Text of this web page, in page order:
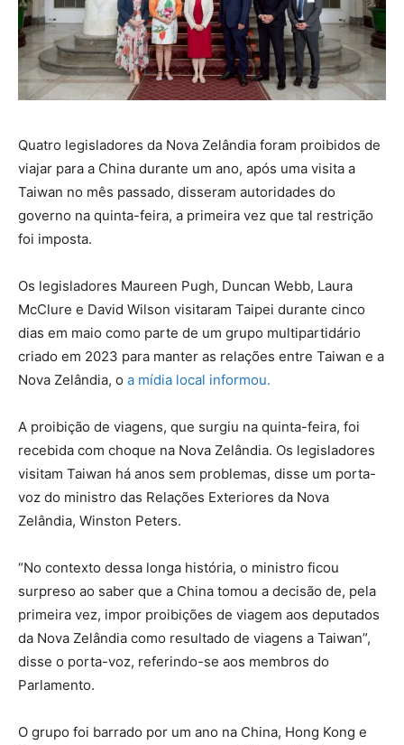
Quatro legisladores da Nova Zelândia foram proibidos de
viajar para a China durante um ano, após uma visita a
Taiwan no mês passado, disseram autoridades do
governo na quinta-feira, a primeira vez que tal restrição
foi imposta.
Os legisladores Maureen Pugh, Duncan Webb, Laura
McClure e David Wilson visitaram Taipei durante cinco
dias em maio como parte de um grupo multipartidário
criado em 2023 para manter as relações entre Taiwan e a
Nova Zelândia, o a mídia local informou.
A proibição de viagens, que surgiu na quinta-feira, foi
recebida com choque na Nova Zelândia. Os legisladores
visitam Taiwan há anos sem problemas, disse um porta-
voz do ministro das Relações Exteriores da Nova
Zelândia, Winston Peters.
“No contexto dessa longa história, o ministro ficou
surpreso ao saber que a China tomou a decisão de, pela
primeira vez, impor proibições de viagem aos deputados
da Nova Zelândia como resultado de viagens a Taiwan”,
disse o porta-voz, referindo-se aos membros do
Parlamento.
O grupo foi barrado por um ano na China, Hong Kong e